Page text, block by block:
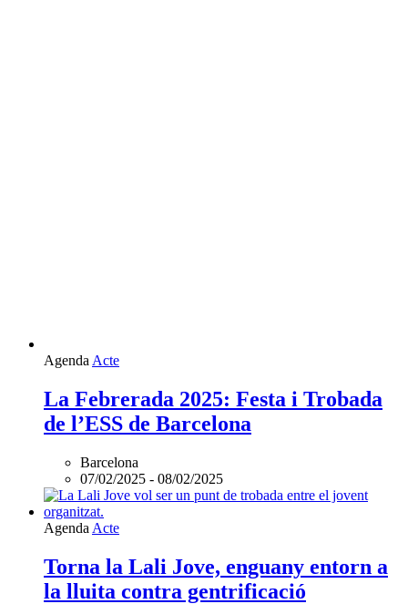
Agenda Acte
La Febrerada 2025: Festa i Trobada
de l’ESS de Barcelona
Barcelona
07/02/2025 - 08/02/2025
Agenda Acte
Torna la Lali Jove, enguany entorn a
la lluita contra gentrificació